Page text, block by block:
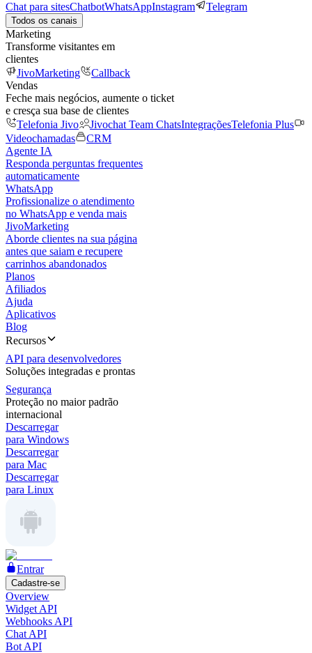
Chat para sitesChatbotWhatsAppInstagram Telegram
Todos os canais
Marketing
Transforme visitantes em
clientes
JivoMarketing
Callback
Vendas
Feche mais negócios, aumente o ticket
e cresça sua base de clientes
Telefonia Jivo
Jivochat Team ChatsIntegraçõesTelefonia Plus
Videochamadas
CRM
Agente IA
Responda perguntas frequentes
automaticamente
WhatsApp
Profissionalize o atendimento
no WhatsApp e venda mais
JivoMarketing
Aborde clientes na sua página
antes que saiam e recupere
carrinhos abandonados
Planos
Afiliados
Ajuda
Aplicativos
Blog
Recursos
API para desenvolvedores
Soluções integradas e prontas
Segurança
Proteção no maior padrão
internacional
Descarregar
para Windows
Descarregar
para Mac
Descarregar
para Linux
Entrar
Cadastre-se
Overview
Widget API
Webhooks API
Chat API
Bot API